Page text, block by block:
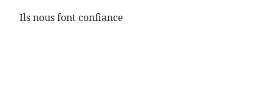
Ils nous font confiance